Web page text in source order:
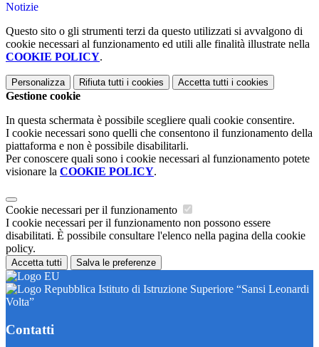
Notizie
Questo sito o gli strumenti terzi da questo utilizzati si avvalgono di
cookie necessari al funzionamento ed utili alle finalità illustrate nella
COOKIE POLICY.
Personalizza Rifiuta tutti i cookies Accetta tutti i cookies
Gestione cookie
In questa schermata è possibile scegliere quali cookie consentire.
I cookie necessari sono quelli che consentono il funzionamento della
piattaforma e non è possibile disabilitarli.
Per conoscere quali sono i cookie necessari al funzionamento potete
visionare la COOKIE POLICY.
Cookie necessari per il funzionamento
I cookie necessari per il funzionamento non possono essere
disabilitati. È possibile consultare l'elenco nella pagina della cookie
policy.
Accetta tutti Salva le preferenze
Istituto di Istruzione Superiore “Sansi Leonardi
Volta”
Contatti